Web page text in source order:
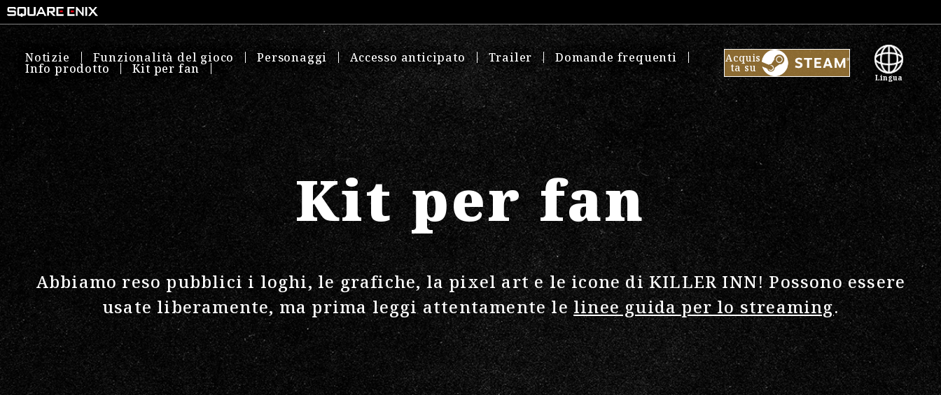
Notizie Funzionalità del gioco Personaggi Accesso anticipato Trailer Domande frequenti
Info prodotto Kit per fan
Acquis
ta su
Lingua
Kit per fan
Abbiamo reso pubblici i loghi, le grafiche, la pixel art e le icone di KILLER INN! Possono essere
usate liberamente, ma prima leggi attentamente lelinee guida per lo streaming.